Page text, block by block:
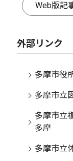
文化
多摩
竹灯籠イベ
桜ヶ丘公園で
Web版記
外部リンク
多摩市役
多摩市立
多摩市立
多摩
多摩市立